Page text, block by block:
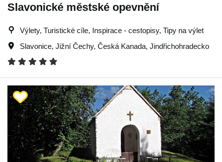
Slavonické městské opevnění
Výlety, Turistické cíle, Inspirace - cestopisy, Tipy na výlet
Slavonice, Jižní Čechy, Česká Kanada, Jindřichohradecko